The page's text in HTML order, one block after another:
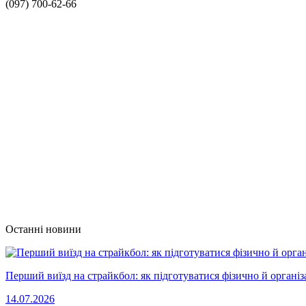
(097) 700-62-66
Останні новини
Перший виїзд на страйкбол: як підготуватися фізично й
14.07.2026